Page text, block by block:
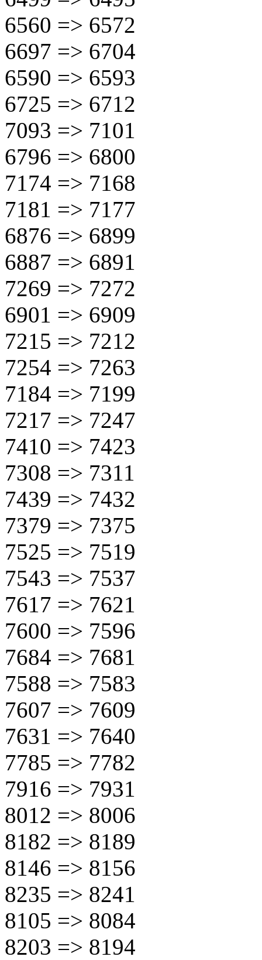
6560 => 6572
6697 => 6704
6590 => 6593
6725 => 6712
7093 => 7101
6796 => 6800
7174 => 7168
7181 => 7177
6876 => 6899
6887 => 6891
7269 => 7272
6901 => 6909
7215 => 7212
7254 => 7263
7184 => 7199
7217 => 7247
7410 => 7423
7308 => 7311
7439 => 7432
7379 => 7375
7525 => 7519
7543 => 7537
7617 => 7621
7600 => 7596
7684 => 7681
7588 => 7583
7607 => 7609
7631 => 7640
7785 => 7782
7916 => 7931
8012 => 8006
8182 => 8189
8146 => 8156
8235 => 8241
8105 => 8084
8203 => 8194